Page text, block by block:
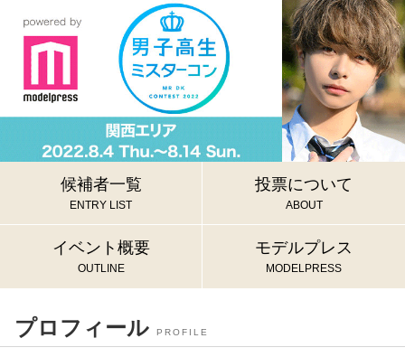
候補者一覧
ENTRY LIST
投票について
ABOUT
イベント概要
OUTLINE
モデルプレス
MODELPRESS
プロフィール PROFILE